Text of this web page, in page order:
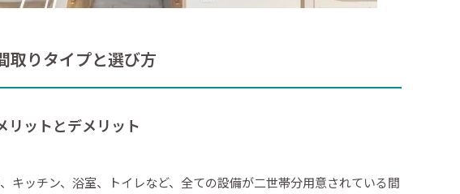
取りタイプと選び方
リットとデメリット
キッチン、浴室、トイレなど、全ての設備が二世帯分用意されている間